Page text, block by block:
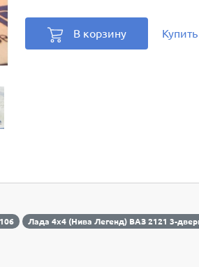
В корзину
Лада 4х4 (Нива Легенд) ВАЗ 2121 3-